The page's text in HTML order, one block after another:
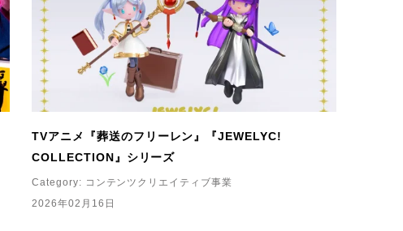
TVアニメ『葬送のフリーレン』『JEWELYC!
COLLECTION』シリーズ
Category: コンテンツクリエイティブ事業
2026年02月16日